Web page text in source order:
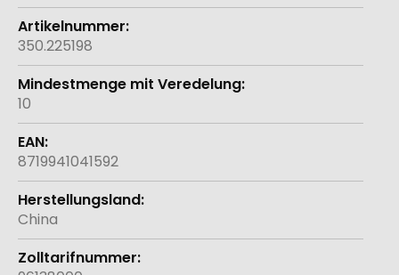
350.225198
10
8719941041592
China